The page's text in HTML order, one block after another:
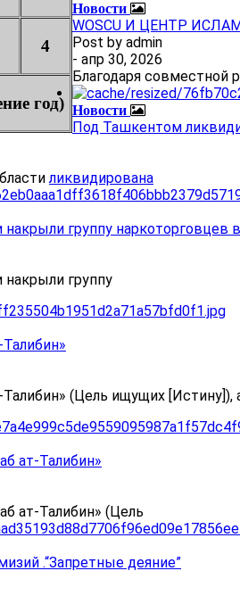
4
год)
Новости
WOSCU И ЦЕНТР
Post by admin
- апр 30, 2026
Благодаря совместной
Новости
Под Ташкентом
ликвидирована
накрыли группу
накрыли группу
(Цель ищущих
ат-Талибин»
ат-Талибин» (Цель
.“Запретные деяние”